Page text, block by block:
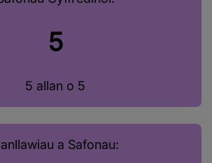
5
5 allan o 5
a Safonau: